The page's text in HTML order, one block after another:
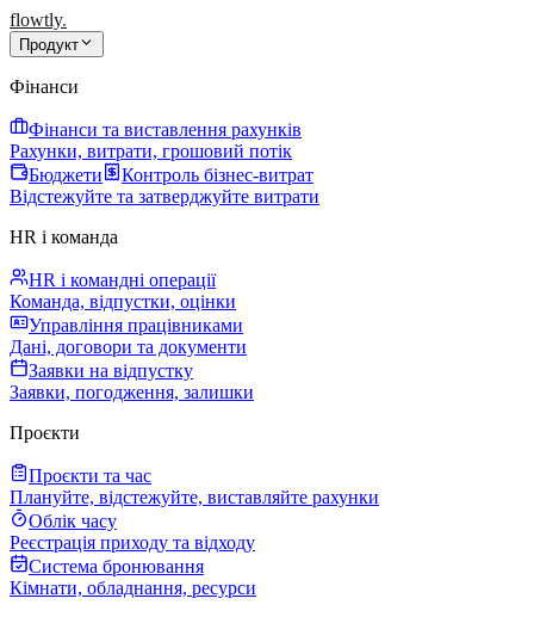
flowtly.
Продукт
Фінанси
Фінанси та виставлення рахунків
Рахунки, витрати, грошовий потік
Бюджети
Контроль бізнес-витрат
Відстежуйте та затверджуйте витрати
HR і команда
HR і командні операції
Команда, відпустки, оцінки
Управління працівниками
Дані, договори та документи
Заявки на відпустку
Заявки, погодження, залишки
Проєкти
Проєкти та час
Плануйте, відстежуйте, виставляйте рахунки
Облік часу
Реєстрація приходу та відходу
Система бронювання
Кімнати, обладнання, ресурси